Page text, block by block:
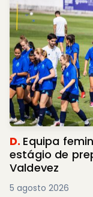
D. Equipa
estágio de
Valdevez
5 agosto 2026